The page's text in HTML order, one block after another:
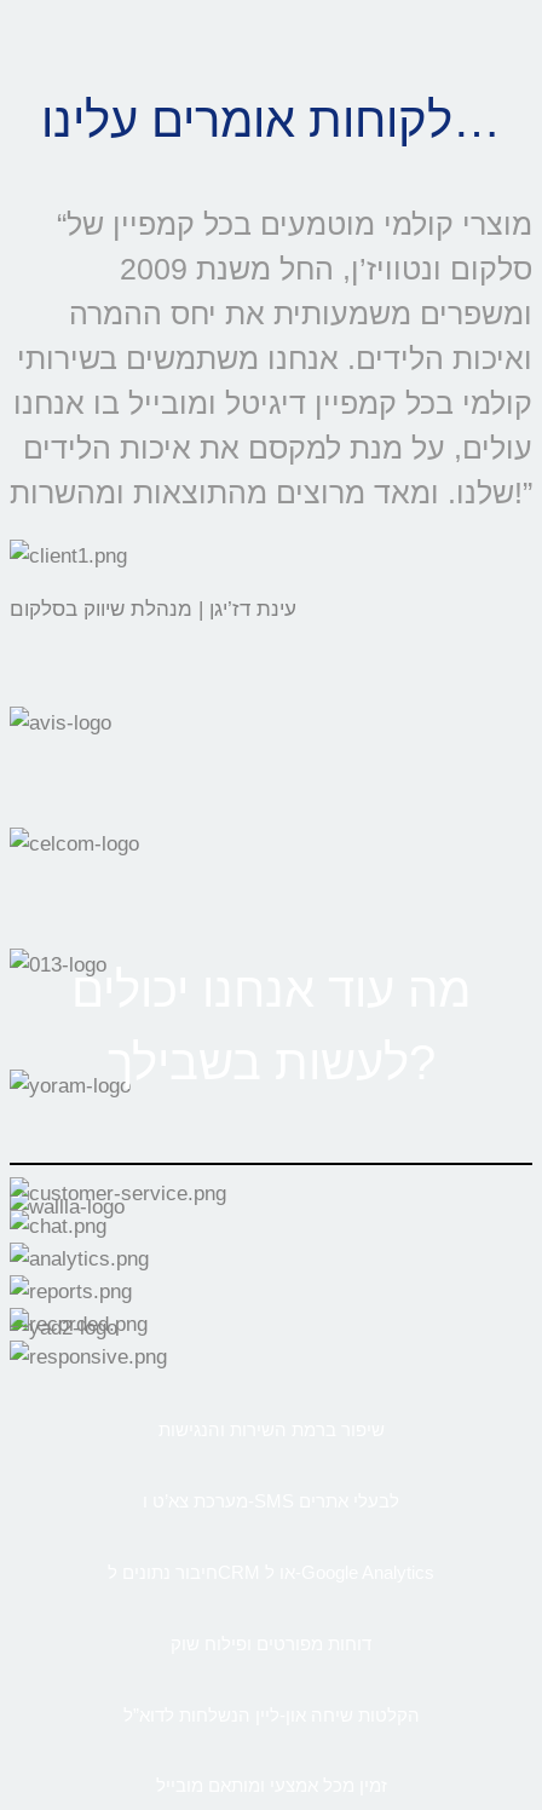
לקוחות אומרים עלינו…
“מוצרי קולמי מוטמעים בכל קמפיין של
סלקום ונטוויז’ן, החל משנת 2009
ומשפרים משמעותית את יחס ההמרה
ואיכות הלידים. אנחנו משתמשים בשירותי
קולמי בכל קמפיין דיגיטל ומובייל בו אנחנו
עולים, על מנת למקסם את איכות הלידים
שלנו. ומאד מרוצים מהתוצאות ומהשרות!”
עינת דז’יגן | מנהלת שיווק בסלקום
מה עוד אנחנו יכולים